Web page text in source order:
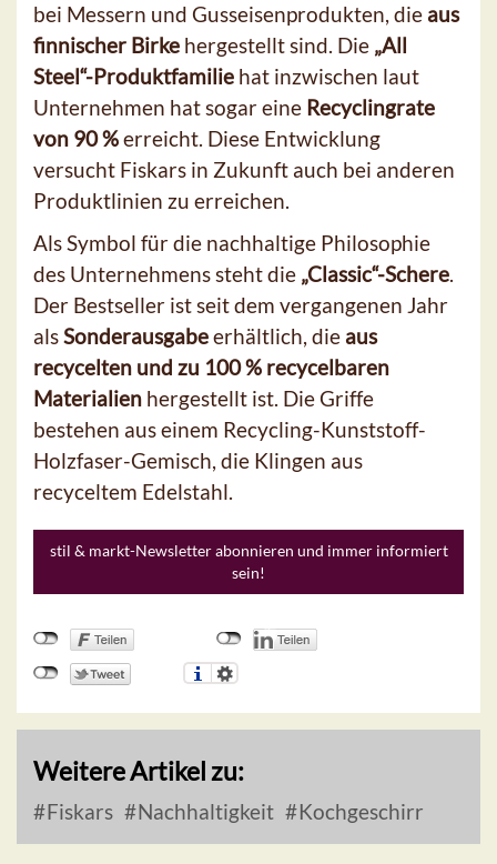
bei Messern und Gusseisenprodukten, die aus
finnischer Birke hergestellt sind. Die „All
Steel“-Produktfamilie hat inzwischen laut
Unternehmen hat sogar eine Recyclingrate
von 90 %erreicht. Diese Entwicklung
versucht Fiskars in Zukunft auch bei anderen
Produktlinien zu erreichen.
Als Symbol für die nachhaltige Philosophie
des Unternehmens steht die „Classic“-Schere.
Der Bestseller ist seit dem vergangenen Jahr
alsSonderausgabeerhältlich, die aus
recycelten und zu 100 % recycelbaren
Materialien hergestellt ist. Die Griffe
bestehen aus einem Recycling-Kunststoff-
Holzfaser-Gemisch, die Klingen aus
recyceltem Edelstahl.
stil & markt-Newsletter abonnieren und immer informiert
sein!
Weitere Artikel zu:
Fiskars Nachhaltigkeit Kochgeschirr